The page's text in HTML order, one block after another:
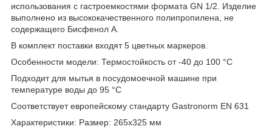
использования с гастроемкостями формата GN 1/2. Изделие
выполнено из высококачественного полипропилена, не
содержащего Бисфенол А.
В комплект поставки входят 5 цветных маркеров.
Особенности модели: Термостойкость от -40 до 100 °С
Подходит для мытья в посудомоечной машине при
температуре воды до 95 °С
Соответствует европейскому стандарту Gastronorm EN 631
Характеристики: Размер: 265х325 мм